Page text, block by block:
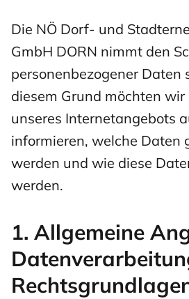
Die NÖ Dorf- und
GmbH DORN nimmt den
personenbezogener Daten
diesem Grund möchten
unseres Internetangebots
informieren, welche Daten
werden und wie diese
werden.
1. Allgemeine